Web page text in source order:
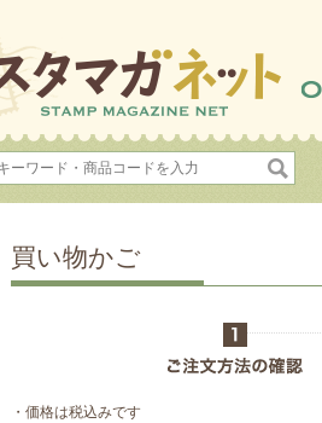
買い物かご
・価格は税込みです